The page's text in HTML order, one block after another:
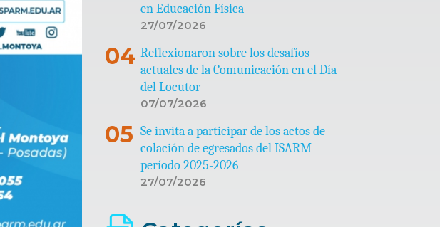
en Educación Física
27/07/2026
Reflexionaron sobre los desafíos
actuales de la Comunicación en el Día
del Locutor
07/07/2026
Se invita a participar de los actos de
colación de egresados del ISARM
período 2025-2026
27/07/2026